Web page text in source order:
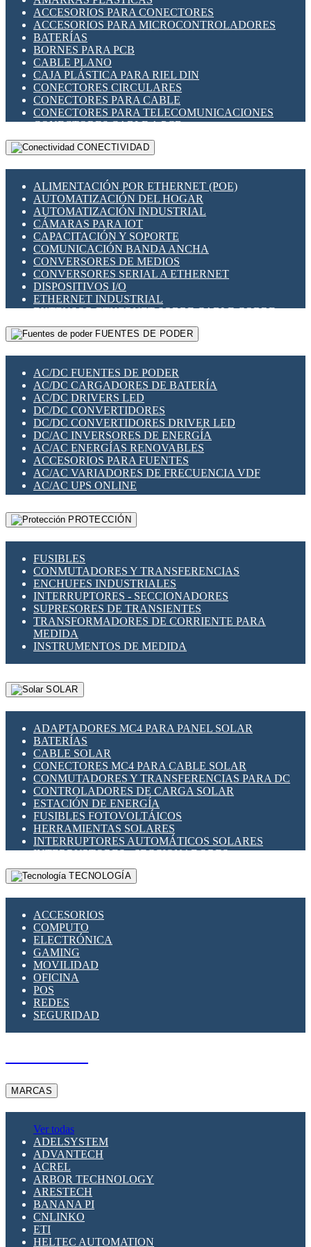
INDICADORES PARA PANEL
INTERFACES DE RELÉ
INTERRUPTORES FIN DE CARRERA
LLAVES CONMUTADORAS
MEDIDORES DE ENERGÍA Y TC'S DE CORRIENTE
MOTORES PASO A PASO
PANTALLAS HMI
PLC -CONTROLADORES LÓGICO PROGRAMABLES
PROGRAMADORES DE HORARIO
RELÉS DE PROTECCIÓN
SENSORES CAPACITIVOS
SENSORES INDUCTIVOS
TEMPORIZADORES
VARIACS
VARIADORES DE FRECUENCIA [VDF]
SECCIONADORES - INTERRUPTORES
MAQUINARIA
ACCESORIOS PARA CONECTORES
ACCESORIOS PARA MICROCONTROLADORES
BATERÍAS
BORNES PARA PCB
CABLE PLANO
CAJA PLÁSTICA PARA RIEL DIN
CONECTORES CIRCULARES
CONECTORES PARA CABLE
CONECTORES PARA TELECOMUNICACIONES
CONECTORES CABLE A PCB
CONECTORES PCB A CABLE
DIP SWITCHES
HERRAMIENTAS VARIAS
ILUMINACIÓN LED
INTERRUPTORES REED
INTERFACES DE RELÉ
OTROS RELÉS
PROTECCIÓN TÉRMICA
RELÉS AUTOMOTRICES
RELÉS DE SEÑAL
RELÉS DE ESTADO SÓLIDO SSR
RELÉS INDUSTRIALES
RELÉS MINIATURA DE POTENCIA
SENSORES MAGNÉTICOS
SWITCH Y MICROSWITCH
TARJETAS PI
UNIÓN Y DERIVACIÓN DE CABLE
CONECTIVIDAD
ALIMENTACIÓN POR ETHERNET (POE)
AUTOMATIZACIÓN DEL HOGAR
AUTOMATIZACIÓN INDUSTRIAL
CÁMARAS PARA IOT
CAPACITACIÓN Y SOPORTE
COMUNICACIÓN BANDA ANCHA
CONVERSORES DE MEDIOS
CONVERSORES SERIAL A ETHERNET
DISPOSITIVOS I/O
ETHERNET INDUSTRIAL
EXTENSOR ETHERNET SOBRE CABLE COBRE
GATEWAY LORAWAN
GESTIÓN DE REDES
PLACAS MODULARES IOT
SWITCHES Y REDES WIFI
SOLUCIONES IOT
SOLUCIONES LORAWAN
SOLUCIONES RED CELULAR
SEGURIDAD PARA REDES
SWITCHES LAN
TELEFONÍA IP (VOIP)
VIGILANCIA IP (CCTV)
MESHTASTIC
FUENTES DE PODER
AC/DC FUENTES DE PODER
AC/DC CARGADORES DE BATERÍA
AC/DC DRIVERS LED
DC/DC CONVERTIDORES
DC/DC CONVERTIDORES DRIVER LED
DC/AC INVERSORES DE ENERGÍA
AC/AC ENERGÍAS RENOVABLES
ACCESORIOS PARA FUENTES
AC/AC VARIADORES DE FRECUENCIA VDF
AC/AC UPS ONLINE
PROTECCIÓN
FUSIBLES
CONMUTADORES Y TRANSFERENCIAS
ENCHUFES INDUSTRIALES
INTERRUPTORES - SECCIONADORES
SUPRESORES DE TRANSIENTES
TRANSFORMADORES DE CORRIENTE PARA
MEDIDA
INSTRUMENTOS DE MEDIDA
SOLAR
ADAPTADORES MC4 PARA PANEL SOLAR
BATERÍAS
CABLE SOLAR
CONECTORES MC4 PARA CABLE SOLAR
CONMUTADORES Y TRANSFERENCIAS PARA DC
CONTROLADORES DE CARGA SOLAR
ESTACIÓN DE ENERGÍA
FUSIBLES FOTOVOLTÁICOS
HERRAMIENTAS SOLARES
INTERRUPTORES AUTOMÁTICOS SOLARES
INTERRUPTORES - SECCIONADORES
FOTOVOLTÁICOS
MONTAJE PANEL SOLAR
SUPRESOR DE TRANSIENTES SPDS PARA
APLICACIONES FOTOVOLTAICAS
TECNOLOGÍA
ACCESORIOS
COMPUTO
ELECTRÓNICA
GAMING
MOVILIDAD
OFICINA
POS
REDES
SEGURIDAD
MARCAS
Ver todas
ADELSYSTEM
ADVANTECH
ACREL
ARBOR TECHNOLOGY
ARESTECH
BANANA PI
CNLINKO
ETI
HELTEC AUTOMATION